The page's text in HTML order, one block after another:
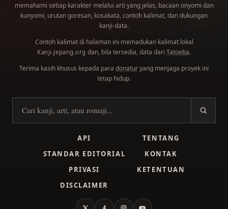
memahami setiap karakter melalui arti yang jelas, bacaan onyomi dan
kunyomi, urutan goresan, kosakata, contoh kalimat, dan dukungan
kanji-data.
Contoh kalimat di halaman ini memadukan kalimat lokal
Kanji.Jepang.org dan, bila tersedia, data dari Tatoeba.
Terima kasih khusus kepada para donaturyang menjaga proyek ini
tetap hidup.
Cari kanji
API
TENTANG
STANDAR EDITORIAL
KONTAK
PRIVASI
KETENTUAN
DISCLAIMER